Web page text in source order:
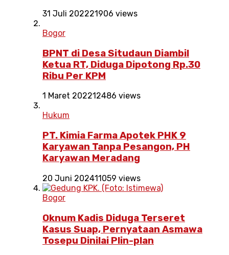
31 Juli 202221906 views
Bogor
BPNT di Desa Situdaun Diambil
Ketua RT, Diduga Dipotong Rp.30
Ribu Per KPM
1 Maret 202212486 views
Hukum
PT. Kimia Farma Apotek PHK 9
Karyawan Tanpa Pesangon, PH
Karyawan Meradang
20 Juni 202411059 views
Bogor
Oknum Kadis Diduga Terseret
Kasus Suap, Pernyataan Asmawa
Tosepu Dinilai Plin-plan